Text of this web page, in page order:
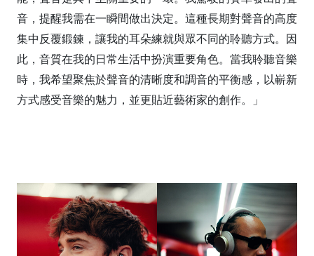
音，提醒我需在一瞬間做出決定。這種長期對聲音的高度
集中反覆鍛鍊，讓我的耳朵練就與眾不同的聆聽方式。因
此，音質在我的日常生活中扮演重要角色。當我聆聽音樂
時，我希望聚焦於聲音的清晰度和調音的平衡感，以嶄新
方式感受音樂的魅力，並更貼近藝術家的創作。」